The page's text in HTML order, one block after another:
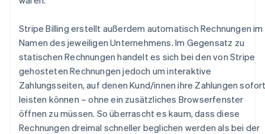
Stripe Billing erstellt außerdem automatisch Rechnungen im
Namen des jeweiligen Unternehmens. Im Gegensatz zu
statischen Rechnungen handelt es sich bei den von Stripe
gehosteten Rechnungen jedoch um interaktive
Zahlungsseiten, auf denen Kund/innen ihre Zahlungen
leisten können – ohne ein zusätzliches Browserfenster
öffnen zu müssen. So überrascht es kaum, dass diese
Rechnungen dreimal schneller beglichen werden als bei der